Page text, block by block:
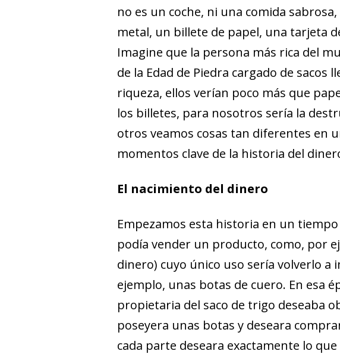
no es un coche, ni una comida
metal, un billete de papel, una tarjeta
Imagine que la persona más rica del
de la Edad de Piedra cargado de
riqueza, ellos verían poco más que
los billetes, para nosotros sería la
otros veamos cosas tan diferentes en
momentos clave de la historia del
El nacimiento del dinero
Empezamos esta historia en un
podía vender un producto, como, por
dinero) cuyo único uso sería volverlo
ejemplo, unas botas de cuero. En esa
propietaria del saco de trigo deseaba
poseyera unas botas y deseara
cada parte deseara exactamente lo